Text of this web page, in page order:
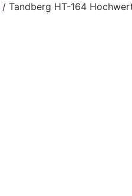
/ Tandberg HT-164